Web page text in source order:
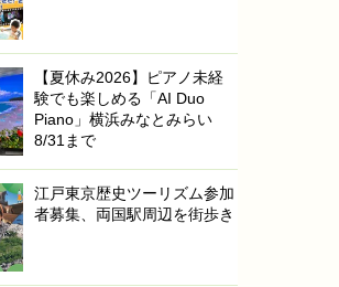
【夏休み2026】ピアノ未経
験でも楽しめる「AI Duo
Piano」横浜みなとみらい
8/31まで
江戸東京歴史ツーリズム参加
者募集、両国駅周辺を街歩き